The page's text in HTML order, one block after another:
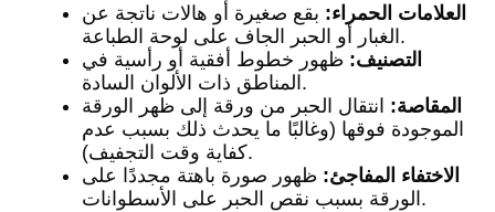
العلامات الحمراء: بقع صغيرة أو هالات ناتجة عن
الغبار أو الحبر الجاف على لوحة الطباعة.
التصنيف: ظهور خطوط أفقية أو رأسية في
المناطق ذات الألوان السادة.
المقاصة: انتقال الحبر من ورقة إلى ظهر الورقة
الموجودة فوقها (وغالبًا ما يحدث ذلك بسبب عدم
كفاية وقت التجفيف).
الاختفاء المفاجئ: ظهور صورة باهتة مجددًا على
الورقة بسبب نقص الحبر على الأسطوانات.